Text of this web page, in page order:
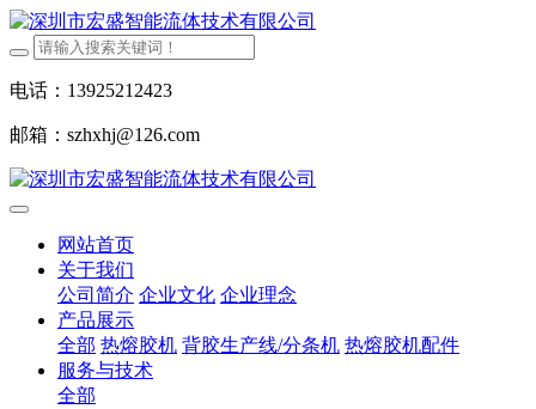
电话：13925212423
邮箱：szhxhj@126.com
网站首页
关于我们
公司简介 企业文化 企业理念
产品展示
全部 热熔胶机 背胶生产线/分条机 热熔胶机配件
服务与技术
全部